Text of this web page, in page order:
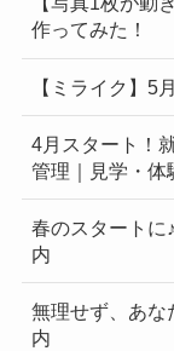
作ってみた！
【ミライク】5
4月スタート！
管理｜見学・体
春のスタートに
内
無理せず、あな
内